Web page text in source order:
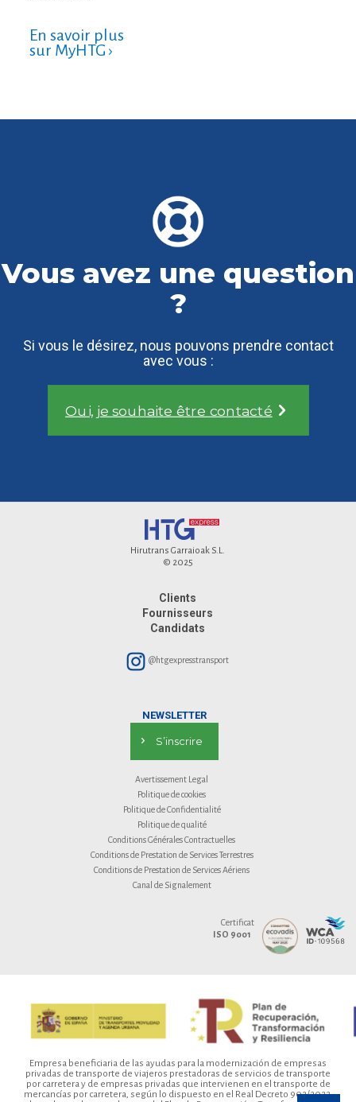
En savoir plus
sur MyHTG ›
Vous avez une question
?
Si vous le désirez, nous pouvons prendre contact
avec vous :
Oui, je souhaite être contacté
Hirutrans Garraioak S.L.
© 2025
Clients
Fournisseurs
Candidats
@htgexpresstransport
NEWSLETTER
S’inscrire
Avertissement Legal
Politique de cookies
Politique de Confidentialité
Politique de qualité
Conditions Générales Contractuelles
Conditions de Prestation de Services Terrestres
Conditions de Prestation de Services Aériens
Canal de Signalement
Certificat
ISO 9001
Empresa beneficiaria de las ayudas para la modernización de empresas
privadas de transporte de viajeros prestadoras de servicios de transporte
por carretera y de empresas privadas que intervienen en el transporte de
mercancías por carretera, según lo dispuesto en el Real Decreto 902/2022,